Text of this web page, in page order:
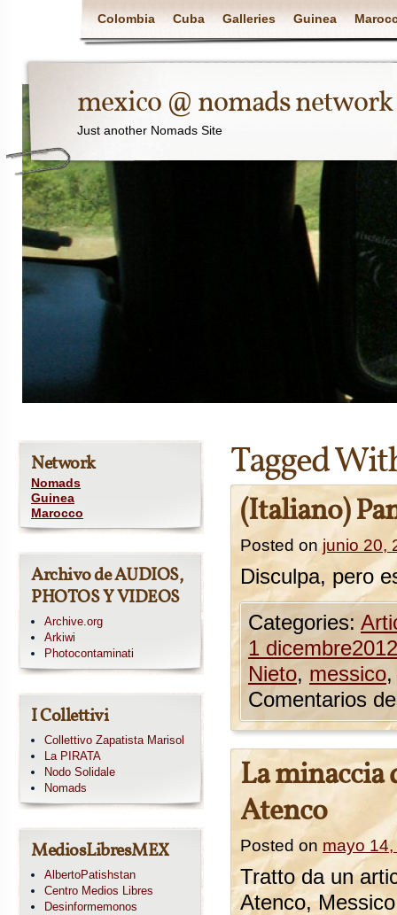
Colombia Cuba Galleries Guinea
mexico @ nomads network
Just another Nomads Site
Tagged
(Italiano)
Posted on junio 20,
Disculpa, pero
Categories:
1 dicembre2012
Nieto, messico
Comentarios
La minaccia
Atenco
Posted on mayo
Tratto da un
Atenco,
Network
Nomads
Guinea
Marocco
Archivo de AUDIOS,
PHOTOS Y VIDEOS
Archive.org
Arkiwi
Photocontaminati
I Collettivi
Collettivo Zapatista Marisol
La PIRATA
Nodo Solidale
Nomads
MediosLibresMEX
AlbertoPatishstan
Centro Medios Libres
Desinformemonos